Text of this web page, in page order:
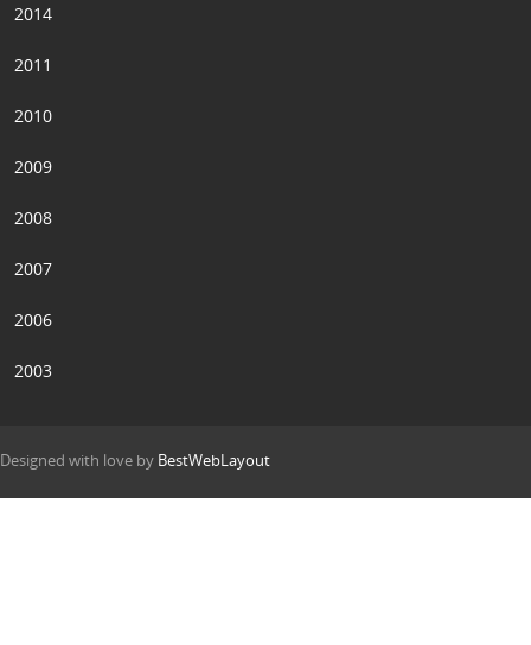
2014
2011
2010
2009
2008
2007
2006
2003
Designed with love by BestWebLayout